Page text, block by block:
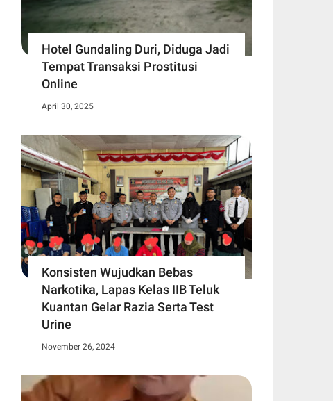
Hotel Gundaling Duri, Diduga Jadi
Tempat Transaksi Prostitusi
Online
April 30, 2025
Konsisten Wujudkan Bebas
Narkotika, Lapas Kelas IIB Teluk
Kuantan Gelar Razia Serta Test
Urine
November 26, 2024